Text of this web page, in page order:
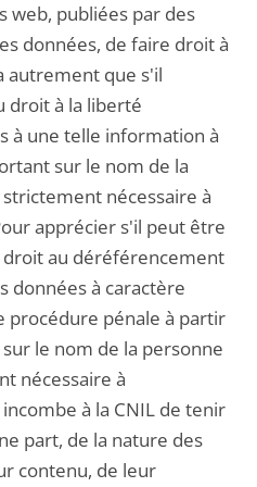
web, publiées par des
données, de faire droit à
autrement que s'il
droit à la liberté
à une telle information à
sur le nom de la
nécessaire à
apprécier s'il peut être
au déréférencement
données à caractère
procédure pénale à partir
le nom de la personne
nécessaire à
à la CNIL de tenir
part, de la nature des
contenu, de leur